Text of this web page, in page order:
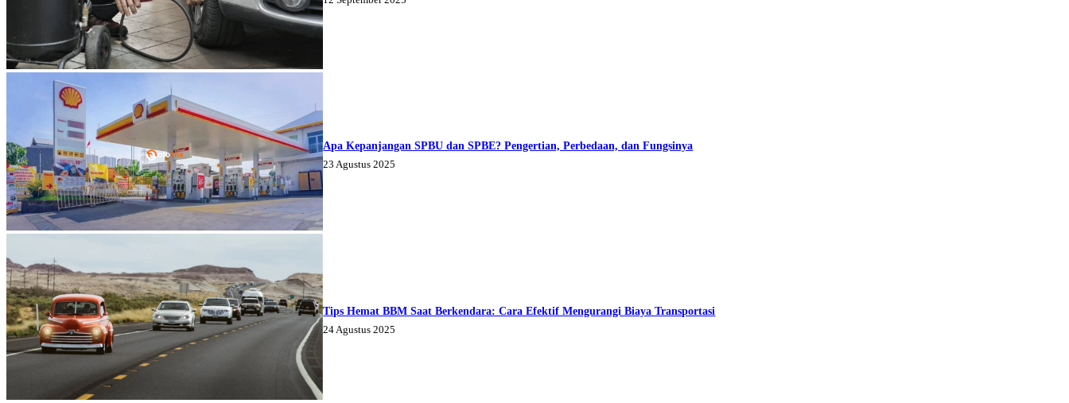
Apa Kepanjangan SPBU dan SPBE? Pengertian, Perbedaan, dan Fungsinya
23 Agustus 2025
Tips Hemat BBM Saat Berkendara: Cara Efektif Mengurangi Biaya Transportasi
24 Agustus 2025